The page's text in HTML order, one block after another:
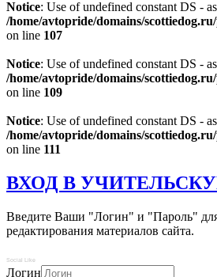
Notice: Use of undefined constant DS -
/home/avtopride/domains/
on line 107
Notice: Use of undefined constant DS -
/home/avtopride/domains/
on line 109
Notice: Use of undefined constant DS -
/home/avtopride/domains/
on line 111
ВХОД В
Введите Ваши "Логин" и "Пароль" для
редактирования материалов сайта.
Social Like
Логин